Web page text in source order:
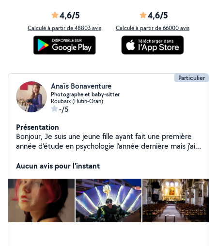
4,6/5
Calculé à partir de 48803 avis
4,6/5
Calculé à partir de 66000 avis
Particulier
Anaïs Bonaventure
Photographe et baby-sitter
Roubaix (Hutin-Oran)
-/5
Présentation
Bonjour, Je suis une jeune fille ayant fait une première
année d'étude en psychologie l'année dernière mais j'ai
en janvier ! J'ai eu l'opportunité de faire partie de
former à la garde d'enfants ! A côté de cela je suis
photographe amatrice avec des prix défiant toutes
concurrence ! J'ai déjà photographié des mariages, des
anniversaires, des enfants, des cousinade etc
Bienveillante et ponctuelle, je réponds assez
Aucun avis pour l'instant